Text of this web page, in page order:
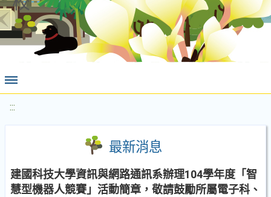
:::
最新消息
建國科技大學資訊與網路通訊系辦理104學年度「智
慧型機器人競賽」活動簡章，敬請鼓勵所屬電子科、